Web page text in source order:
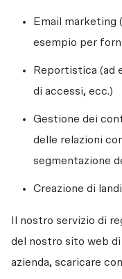
Email marketing
esempio per
Reportistica (ad
di accessi, ecc.)
Gestione dei
delle relazioni
segmentazione
Creazione di
Il nostro servizio di
del nostro sito web
azienda, scaricare